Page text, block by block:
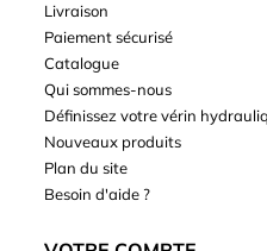
Livraison
Paiement sécurisé
Catalogue
Qui sommes-nous
Définissez votre vérin
Nouveaux produits
Plan du site
Besoin d'aide ?